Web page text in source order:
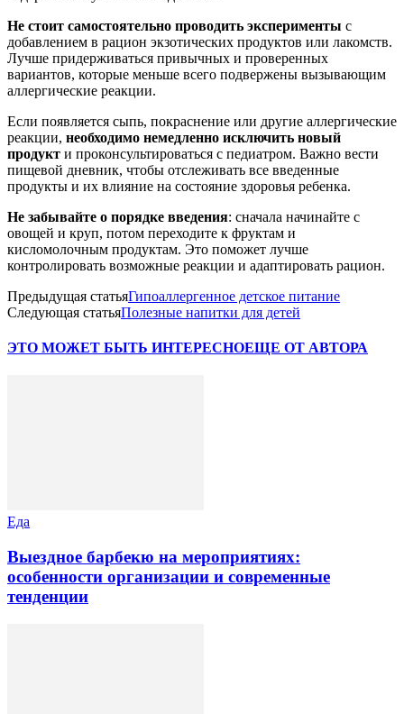
Не стоит самостоятельно проводить эксперименты с
добавлением в рацион экзотических продуктов или лакомств.
Лучше придерживаться привычных и проверенных
вариантов, которые меньше всего подвержены вызывающим
аллергические реакции.
Если появляется сыпь, покраснение или другие аллергические
реакции, необходимо немедленно исключить новый
продукт и проконсультироваться с педиатром. Важно вести
пищевой дневник, чтобы отслеживать все введенные
продукты и их влияние на состояние здоровья ребенка.
Не забывайте о порядке введения: сначала начинайте с
овощей и круп, потом переходите к фруктам и
кисломолочным продуктам. Это поможет лучше
контролировать возможные реакции и адаптировать рацион.
Предыдущая статьяГипоаллергенное детское питание
Следующая статьяПолезные напитки для детей
ЭТО МОЖЕТ БЫТЬ ИНТЕРЕСНОЕЩЕ ОТ АВТОРА
Еда
Выездное барбекю на мероприятиях:
особенности организации и современные
тенденции